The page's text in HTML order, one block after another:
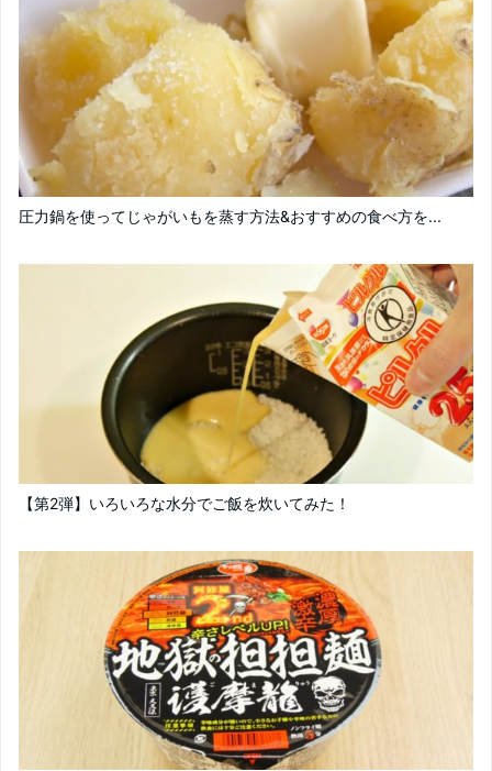
圧力鍋を使ってじゃがいもを蒸す方法&おすすめの食べ方を...
【第2弾】いろいろな水分でご飯を炊いてみた！